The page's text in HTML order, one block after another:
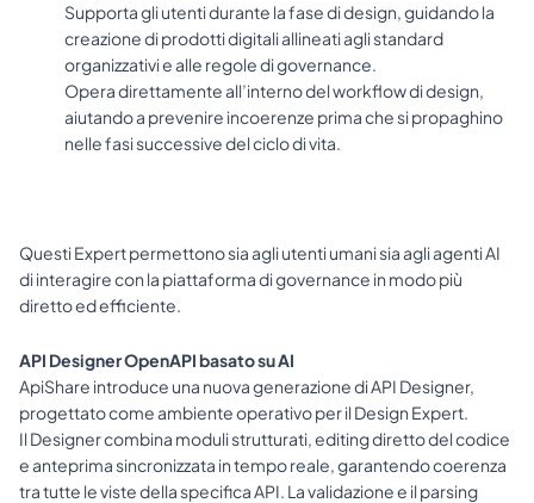
Supporta gli utenti durante la fase di design, guidando la
creazione di prodotti digitali allineati agli standard
organizzativi e alle regole di governance.
Opera direttamente all’interno del workflow di design,
aiutando a prevenire incoerenze prima che si propaghino
nelle fasi successive del ciclo di vita.
Questi Expert permettono sia agli utenti umani sia agli agenti AI
di interagire con la piattaforma di governance in modo più
diretto ed efficiente.
API Designer OpenAPI basato su AI
ApiShare introduce una nuova generazione di API Designer,
progettato come ambiente operativo per il Design Expert.
Il Designer combina moduli strutturati, editing diretto del codice
e anteprima sincronizzata in tempo reale, garantendo coerenza
tra tutte le viste della specifica API. La validazione e il parsing